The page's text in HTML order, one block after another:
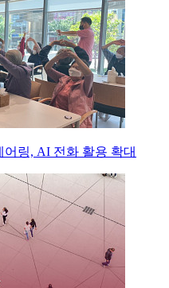
어링, AI 전화 활용 확대